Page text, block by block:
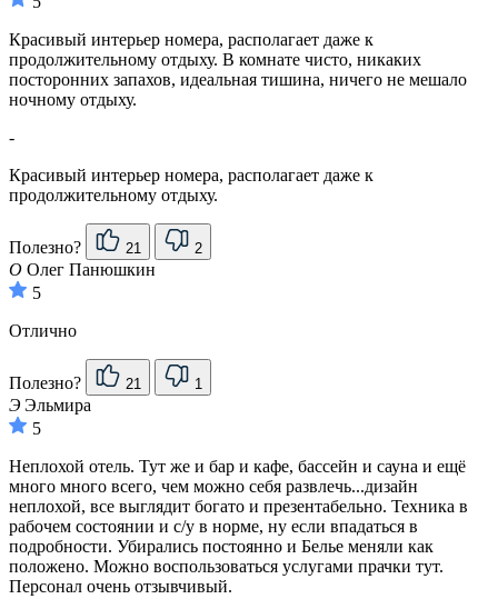
Красивый интерьер номера, располагает даже к
продолжительному отдыху. В комнате чисто, никаких
посторонних запахов, идеальная тишина, ничего не мешало
ночному отдыху.
-
Красивый интерьер номера, располагает даже к
продолжительному отдыху.
Полезно? 21 2
О Олег Панюшкин
5
Отлично
Полезно? 21 1
Э Эльмира
5
Неплохой отель. Тут же и бар и кафе, бассейн и сауна и ещё
много много всего, чем можно себя развлечь...дизайн
неплохой, все выглядит богато и презентабельно. Техника в
рабочем состоянии и с/у в норме, ну если впадаться в
подробности. Убирались постоянно и Белье меняли как
положено. Можно воспользоваться услугами прачки тут.
Персонал очень отзывчивый.